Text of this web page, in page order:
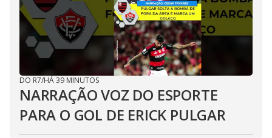
DO R7/HÁ 39 MINUTOS
NARRAÇÃO VOZ DO ESPORTE
PARA O GOL DE ERICK PULGAR